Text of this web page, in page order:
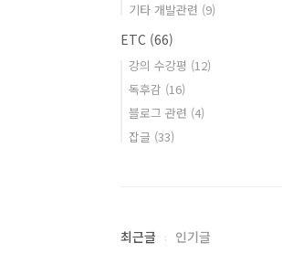
기타 개발관련 (9)
ETC (66)
강의 수강평 (12)
독후감 (16)
블로그 관련 (4)
잡글 (33)
최근글 인기글